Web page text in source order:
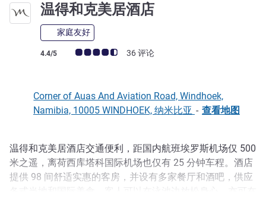
温得和克美居酒店
家庭友好
客户意见评级 (ALL 评级)
4.4/5 36 评论
Corner of Auas And Aviation Road, Windhoek,
Namibia, 10005 WINDHOEK, 纳米比亚 - 查看地图
描述
温得和克美居酒店交通便利，距国内航班埃罗斯机场仅 500
米之遥，离荷西库塔科国际机场也仅有 25 分钟车程。酒店
提供 98 间舒适实惠的客房，并设有多家餐厅和酒吧，供应